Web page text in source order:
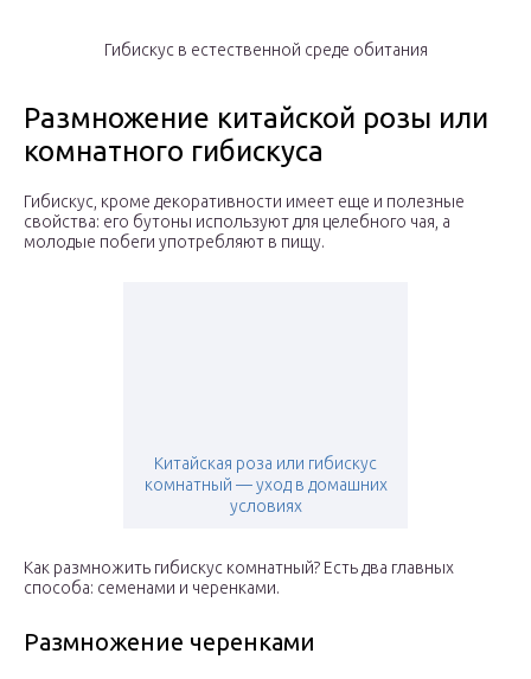
Гибискус в естественной среде обитания
Размножение китайской розы или
комнатного гибискуса
Гибискус, кроме декоративности имеет еще и полезные
свойства: его бутоны используют для целебного чая, а
молодые побеги употребляют в пищу.
Китайская роза или гибискус
комнатный — уход в домашних
условиях
Как размножить гибискус комнатный? Есть два главных
способа: семенами и черенками.
Размножение черенками